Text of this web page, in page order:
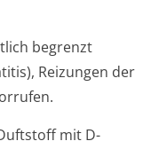
begrenzt
Reizungen der
mit D-